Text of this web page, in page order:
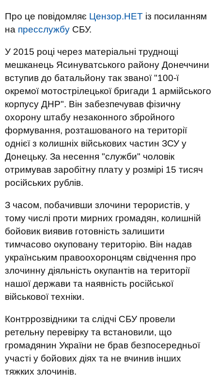
Про це повідомляє Цензор.НЕТ із посиланням
на пресслужбу СБУ.
У 2015 році через матеріальні труднощі
мешканець Ясинуватського району Донеччини
вступив до батальйону так званої "100-ї
окремої мотострілецької бригади 1 армійського
корпусу ДНР". Він забезпечував фізичну
охорону штабу незаконного збройного
формування, розташованого на території
однієї з колишніх військових частин ЗСУ у
Донецьку. За несення "служби" чоловік
отримував заробітну плату у розмірі 15 тисяч
російських рублів.
З часом, побачивши злочини терористів, у
тому числі проти мирних громадян, колишній
бойовик виявив готовність залишити
тимчасово окуповану територію. Він надав
українським правоохоронцям свідчення про
злочинну діяльність окупантів на території
нашої держави та наявність російської
військової техніки.
Контррозвідники та слідчі СБУ провели
ретельну перевірку та встановили, що
громадянин України не брав безпосередньої
участі у бойових діях та не вчинив інших
тяжких злочинів.